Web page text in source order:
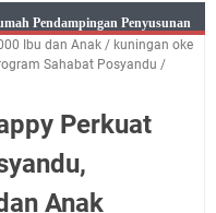
Dari Hawa Nafsu?
Kepuh Kuningan Kamis 6
Mobil Samling Ada di Alun-alun
Ibu dan Anak / kuningan oke
Sahabat Posyandu /
Perkuat
Anak